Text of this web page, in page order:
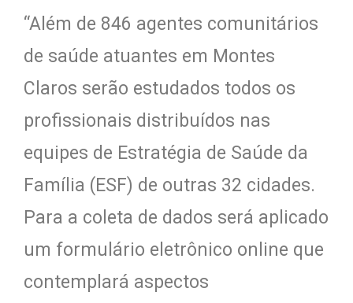
“Além de 846 agentes comunitários
de saúde atuantes em Montes
Claros serão estudados todos os
profissionais distribuídos nas
equipes de Estratégia de Saúde da
Família (ESF) de outras 32 cidades.
Para a coleta de dados será aplicado
um formulário eletrônico online que
contemplará aspectos